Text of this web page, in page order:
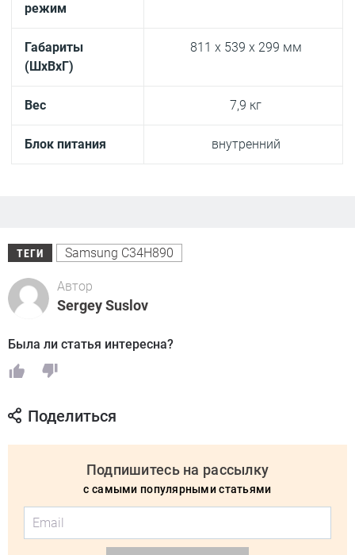
режим
Габариты
(ШxВxГ)
811 x 539 x 299 мм
Вес 7,9 кг
Блок питания внутренний
ТЕГИ Samsung C34H890
Автор
Sergey Suslov
Была ли статья интересна?
Поделиться
Подпишитесь на рассылку
с самыми популярными статьями